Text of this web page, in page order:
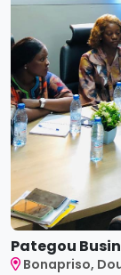
Pategou
Bonapriso,